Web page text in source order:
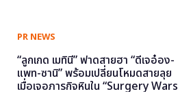
PR NEWS
“ลูกเกด เมทินี” ฟาดสายฮา “ดีเจอ๋อง-
แพท-ซานิ” พร้อมเปลี่ยนโหมดสายลุย
เมื่อเจอภารกิจหินใน “Surgery Wars